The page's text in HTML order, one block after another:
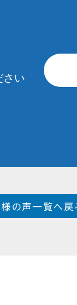
さい
の声一覧へ戻